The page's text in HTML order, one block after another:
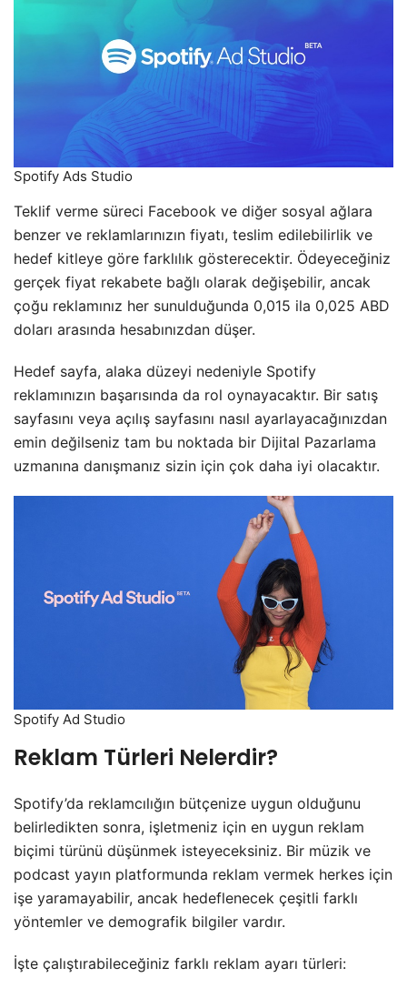
Spotify Ads Studio
Teklif verme süreci Facebook ve diğer sosyal ağlara
benzer ve reklamlarınızın fiyatı, teslim edilebilirlik ve
hedef kitleye göre farklılık gösterecektir. Ödeyeceğiniz
gerçek fiyat rekabete bağlı olarak değişebilir, ancak
çoğu reklamınız her sunulduğunda 0,015 ila 0,025 ABD
doları arasında hesabınızdan düşer.
Hedef sayfa, alaka düzeyi nedeniyle Spotify
reklamınızın başarısında da rol oynayacaktır. Bir satış
sayfasını veya açılış sayfasını nasıl ayarlayacağınızdan
emin değilseniz tam bu noktada bir Dijital Pazarlama
uzmanına danışmanız sizin için çok daha iyi olacaktır.
Spotify Ad Studio
Reklam Türleri Nelerdir?
Spotify’da reklamcılığın bütçenize uygun olduğunu
belirledikten sonra, işletmeniz için en uygun reklam
biçimi türünü düşünmek isteyeceksiniz. Bir müzik ve
podcast yayın platformunda reklam vermek herkes için
işe yaramayabilir, ancak hedeflenecek çeşitli farklı
yöntemler ve demografik bilgiler vardır.
İşte çalıştırabileceğiniz farklı reklam ayarı türleri: